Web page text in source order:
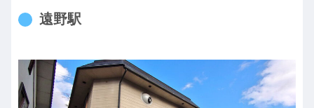
遠野駅